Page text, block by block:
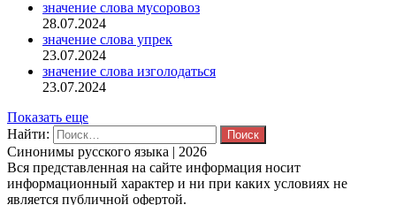
значение слова мусоровоз
28.07.2024
значение слова упрек
23.07.2024
значение слова изголодаться
23.07.2024
Показать еще
Найти:
Синонимы русского языка | 2026
Вся представленная на сайте информация носит
информационный характер и ни при каких условиях не
является публичной офертой.